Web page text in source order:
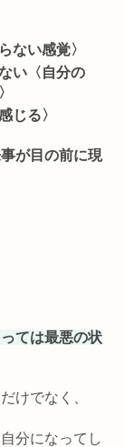
ない感覚〉
い〈自分の
じる〉
が目の前に現
ては最悪の状
けでなく、
分になってし